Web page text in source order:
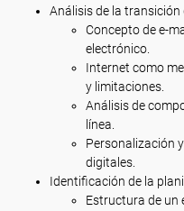
Análisis de la transición
Concepto de e-
electrónico.
Internet como
y limitaciones.
Análisis de
línea.
Personalización
digitales.
Identificación de la
Estructura de un